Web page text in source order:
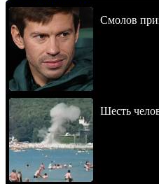
Смолов
Шесть